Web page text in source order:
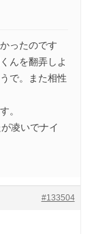
ったのです
んを翻弄しよ
で。また相性
。
凌いでナイ
#133504